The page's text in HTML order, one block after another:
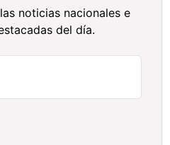
noticias nacionales e
del día.